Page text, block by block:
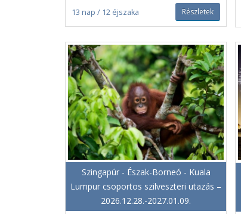
13 nap / 12 éjszaka Részletek
Szingapúr - Észak-Borneó - Kuala
Lumpur csoportos szilveszteri utazás –
2026.12.28.-2027.01.09.